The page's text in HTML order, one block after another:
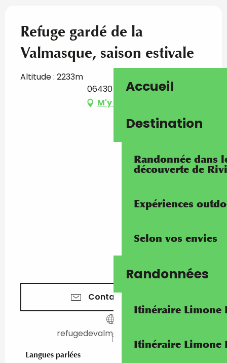
Accueil
Destination
Randonnée dans
découverte de
Expériences
Selon vos envies
Randonnées
Itinéraire Limone
Itinéraire Limone
Refuge gardé de la
Valmasque, saison estivale
Altitude : 2233m
06430 Tende
M'y rendre
Contactez-nous
refugedevalmasque.ffcam.fr
Langues parlées
Langues parlées